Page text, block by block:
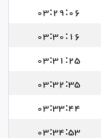
03:29:06
03:30:16
03:31:25
03:32:35
03:33:44
03:34:53